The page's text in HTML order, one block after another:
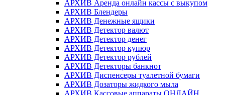
АРХИВ Аренда онлайн кассы с выкупом
АРХИВ Блендеры
АРХИВ Денежные ящики
АРХИВ Детектор валют
АРХИВ Детектор денег
АРХИВ Детектор купюр
АРХИВ Детектор рублей
АРХИВ Детекторы банкнот
АРХИВ Диспенсеры туалетной бумаги
АРХИВ Дозаторы жидкого мыла